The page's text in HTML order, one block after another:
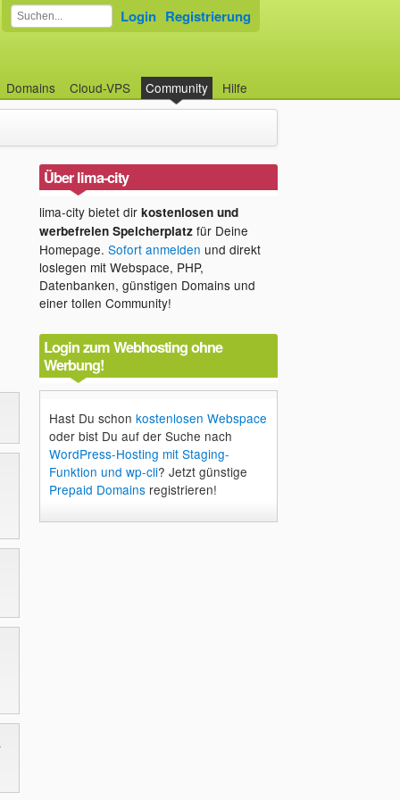
Domains Cloud-VPS Community Hilfe
Login Registrierung
Über lima-city
lima-city bietet dir kostenlosen und
werbefreien Speicherplatzfür Deine
Homepage. Sofort anmelden und direkt
loslegen mit Webspace, PHP,
Datenbanken, günstigen Domains und
einer tollen Community!
Login zum Webhosting ohne
Werbung!
Hast Du schon kostenlosen Webspace
oder bist Du auf der Suche nach
WordPress-Hosting mit Staging-
Funktion und wp-cli? Jetzt günstige
Prepaid Domainsregistrieren!